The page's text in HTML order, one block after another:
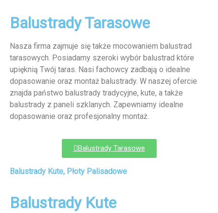
Balustrady Tarasowe
Nasza firma zajmuje się także mocowaniem balustrad
tarasowych. Posiadamy szeroki wybór balustrad które
upięknią Twój taras. Nasi fachowcy zadbają o idealne
dopasowanie oraz montaż balustrady. W naszej ofercie
znajda państwo balustrady tradycyjne, kute, a także
balustrady z paneli szklanych. Zapewniamy idealne
dopasowanie oraz profesjonalny montaż.
Balustrady Tarasowe
Balustrady Kute, Płoty Palisadowe
Balustrady Kute